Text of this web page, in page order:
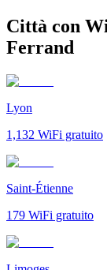
Città con
Ferrand
Lyon
1,132 WiFi gratuito
Saint-Étienne
179 WiFi gratuito